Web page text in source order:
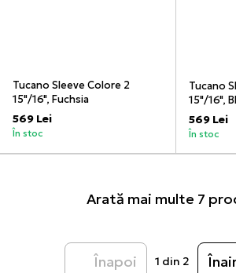
Tucano Sleeve Colore 2
15"/16", Fuchsia
569 Lei
În stoc
Tucano
15"/16",
569 Lei
În stoc
Arată mai multe 7
Înapoi 1 din 2